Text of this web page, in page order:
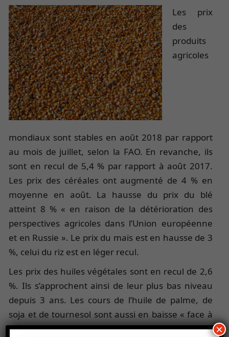
Les prix
des
produits
agricoles
mondiaux sont stables en août 2018 par rapport
au mois de juillet, selon la FAO. En revanche, ils
sont en recul de 5,4 % par rapport à août 2017.
Les prix des céréales ont augmenté de 4 % en
moyenne en août. La hausse du prix du blé
atteint 8 % « en raison de la détérioration des
perspectives agricoles dans l’Union européenne
et en Russie ». Le prix du maïs est en hausse de 3
%, celui du riz est en léger recul.
Les prix des huiles végétales sont en recul de 2,6
%. Ils s’approchent ainsi de leur plus bas niveau
depuis 3 ans. Les cours de l’huile de palme, de
soja et de tournesol sont aussi en baisse « face à
des perspectives de production favorables et pour ×